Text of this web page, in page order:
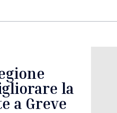
la
a Greve